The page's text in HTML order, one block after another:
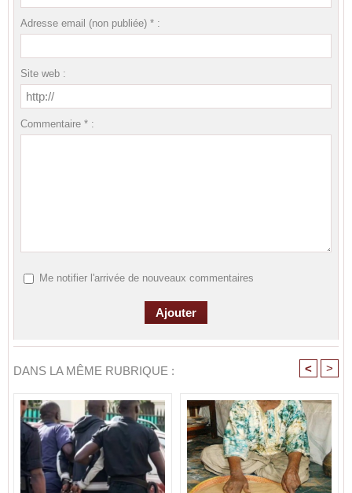
Adresse email (non publiée) * :
Site web :
Commentaire * :
Me notifier l'arrivée de nouveaux commentaires
DANS LA MÊME RUBRIQUE : < >